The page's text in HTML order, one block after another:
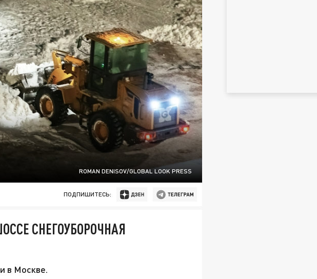
ROMAN DENISOV/GLOBAL LOOK PRESS
ПОДПИШИТЕСЬ:
СНЕГОУБОРОЧНАЯ
в Москве.